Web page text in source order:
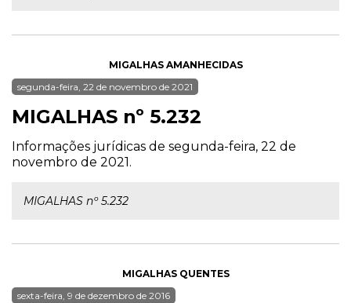
MIGALHAS AMANHECIDAS
segunda-feira, 22 de novembro de 2021
MIGALHAS nº 5.232
Informações jurídicas de segunda-feira, 22 de
novembro de 2021.
MIGALHAS nº 5.232
MIGALHAS QUENTES
sexta-feira, 9 de dezembro de 2016